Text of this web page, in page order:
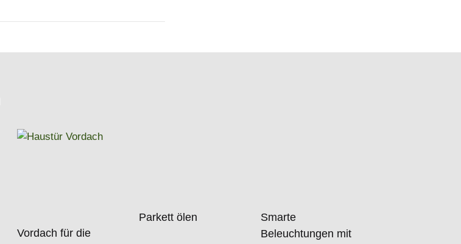
Vordach für die
Parkett ölen
Smarte
Beleuchtungen mit